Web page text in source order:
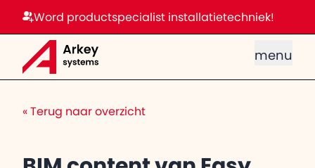
Word productspecialist installatietechniek!
menu
« Terug naar overzicht